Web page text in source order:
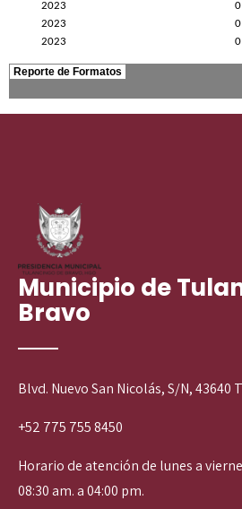
Municipio de
Bravo
Blvd. Nuevo San Nicolás, S/N, 43640
+52 775 755 8450
Horario de atención de lunes a
08:30 am. a 04:00 pm.